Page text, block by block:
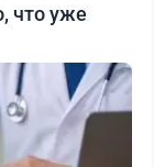
что уже